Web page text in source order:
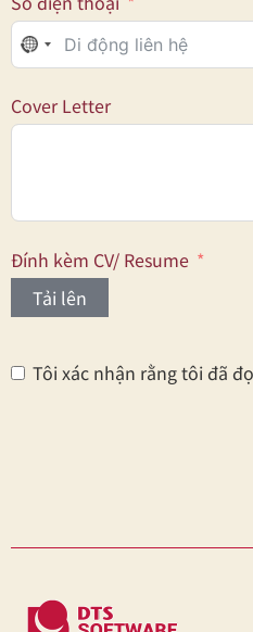
No country selected
Cover Letter
Đính kèm CV/ Resume
Tải lên
Tôi xác nhận rằng tôi đã